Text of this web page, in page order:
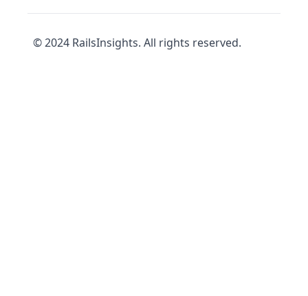
© 2024 RailsInsights. All rights reserved.